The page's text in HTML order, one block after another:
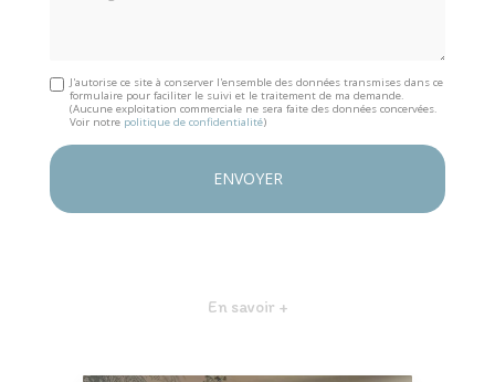
J'autorise ce site à conserver l'ensemble des données transmises dans ce
formulaire pour faciliter le suivi et le traitement de ma demande.
(Aucune exploitation commerciale ne sera faite des données concervées.
Voir notre politique de confidentialité)
En savoir +